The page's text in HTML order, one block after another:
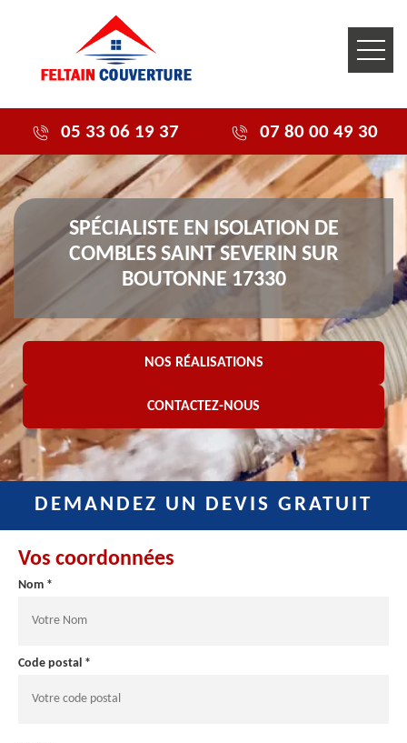
05 33 06 19 37 07 80 00 49 30
SPÉCIALISTE EN ISOLATION DE
COMBLES SAINT SEVERIN SUR
BOUTONNE 17330
NOS RÉALISATIONS
CONTACTEZ-NOUS
DEMANDEZ UN DEVIS GRATUIT
Vos coordonnées
Nom *
Code postal *